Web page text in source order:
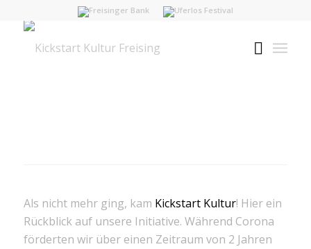
Als nicht mehr ging, kam Kickstart Kultur! Hier ein
Rückblick auf unsere Initiative. Während Corona
förderten wir über einen Zeitraum von 2 Jahren